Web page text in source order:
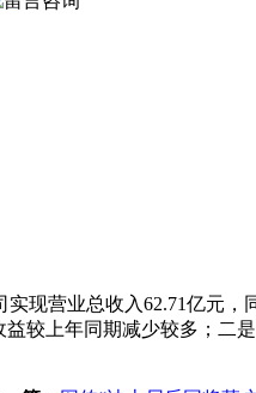
现营业总收入62.71亿元
较上年同期减少较多；